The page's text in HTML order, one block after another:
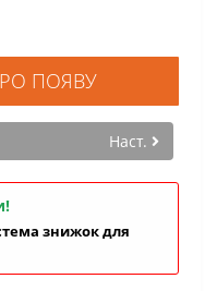
ПОЯВУ
Наст.
знижок для